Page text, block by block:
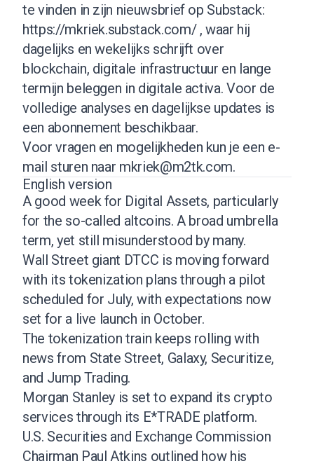
te vinden in zijn nieuwsbrief op Substack:
https://mkriek.substack.com/, waar hij
dagelijks en wekelijks schrijft over
blockchain, digitale infrastructuur en lange
termijn beleggen in digitale activa. Voor de
volledige analyses en dagelijkse updates is
een abonnement beschikbaar.
Voor vragen en mogelijkheden kun je een e-
mail sturen naar mkriek@m2tk.com.
English version
A good week for Digital Assets, particularly
for the so-called altcoins. A broad umbrella
term, yet still misunderstood by many.
Wall Street giant DTCC is moving forward
with its tokenization plans through a pilot
scheduled for July, with expectations now
set for a live launch in October.
The tokenization train keeps rolling with
news from State Street, Galaxy, Securitize,
and Jump Trading.
Morgan Stanley is set to expand its crypto
services through its E*TRADE platform.
U.S. Securities and Exchange Commission
Chairman Paul Atkins outlined how his